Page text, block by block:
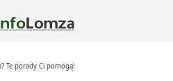
Te porady Ci pomogą!